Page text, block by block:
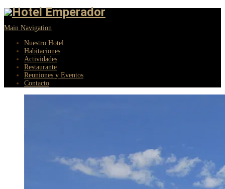
Main Navigation
Nuestro Hotel
Habitaciones
Actividades
Restaurante
Reuniones y Eventos
Contacto